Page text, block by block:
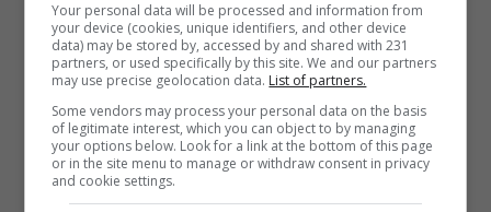
Your personal data will be processed and information from
your device (cookies, unique identifiers, and other device
data) may be stored by, accessed by and shared with 231
partners, or used specifically by this site. We and our partners
may use precise geolocation data. List of partners.
Some vendors may process your personal data on the basis
of legitimate interest, which you can object to by managing
your options below. Look for a link at the bottom of this page
or in the site menu to manage or withdraw consent in privacy
and cookie settings.